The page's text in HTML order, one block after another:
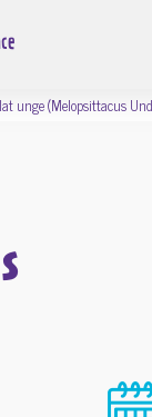
unge (Melopsittacus